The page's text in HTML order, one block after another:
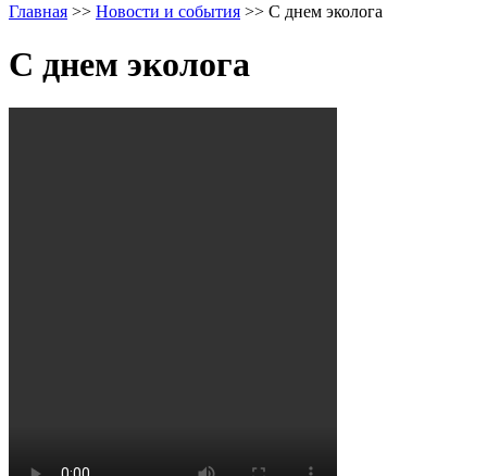
Главная >> Новости и события >> С днем эколога
С днем эколога